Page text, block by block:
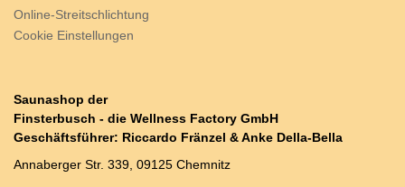
Online-Streitschlichtung
Cookie Einstellungen
Saunashop der
Finsterbusch - die Wellness Factory GmbH
Geschäftsführer: Riccardo Fränzel & Anke Della-Bella
Annaberger Str. 339, 09125 Chemnitz